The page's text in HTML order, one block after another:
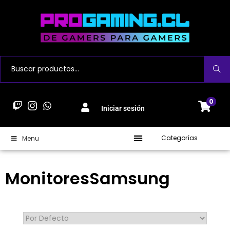
Buscar
Iniciar sesión
0
Menu Categorías
MonitoresSamsung
Sort Products